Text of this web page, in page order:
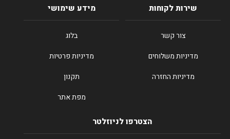
שירות לקוחות
צור קשר
מדיניות משלוחים
מדיניות החזרה
מידע שימושי
בלוג
מדיניות פרטיות
תקנון
מפת אתר
הצטרפו לניוזלטר